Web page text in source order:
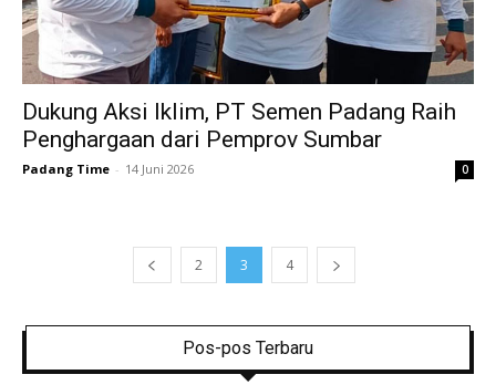
Dukung Aksi Iklim, PT Semen Padang Raih
Penghargaan dari Pemprov Sumbar
Padang Time - 14 Juni 2026 0
2 3 4
Pos-pos Terbaru